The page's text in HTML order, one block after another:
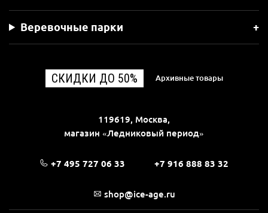
Веревочные парки
СКИДКИ ДО 50% Архивные товары
119619, Москва,
магазин «Ледниковый период»
+7 495 727 06 33 +7 916 888 83 32
shop@ice-age.ru